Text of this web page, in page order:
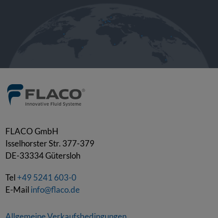
FLACO GmbH
Isselhorster Str. 377-379
DE-33334Gütersloh
Tel +49 5241 603-0
E-Mail info@flaco.de